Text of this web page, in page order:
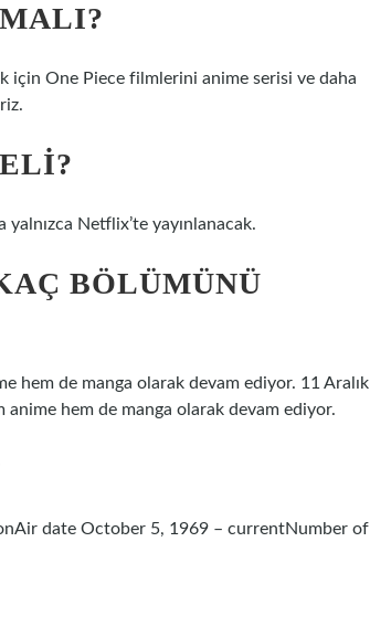
için One Piece filmlerini anime serisi ve daha
yalnızca Netflix’te yayınlanacak.
BÖLÜMÜNÜ
hem de manga olarak devam ediyor. 11 Aralık
hem de manga olarak devam ediyor.
date October 5, 1969 – currentNumber of